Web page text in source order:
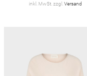
inkl. MwSt. zzgl. Versand